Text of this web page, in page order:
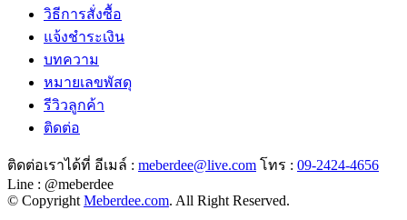
วิธีการสั่งซื้อ
แจ้งชำระเงิน
บทความ
หมายเลขพัสดุ
รีวิวลูกค้า
ติดต่อ
ติดต่อเราได้ที่ อีเมล์ : meberdee@live.com โทร : 09-2424-4656
Line : @meberdee
© Copyright Meberdee.com. All Right Reserved.